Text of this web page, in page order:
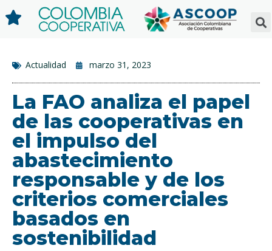
Actualidad marzo 31, 2023
La FAO analiza el papel
de las cooperativas en
el impulso del
abastecimiento
responsable y de los
criterios comerciales
basados en
sostenibilidad